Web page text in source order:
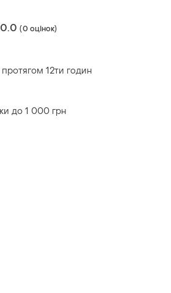
0.0 (0 оцінок)
протягом 12ти годин
до 1 000 грн